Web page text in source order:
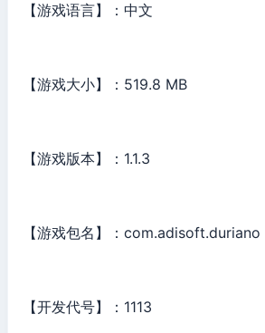
【游戏语言】：中文
【游戏大小】：519.8 MB
【游戏版本】：1.1.3
【游戏包名】：com.adisoft.duriano
【开发代号】：1113